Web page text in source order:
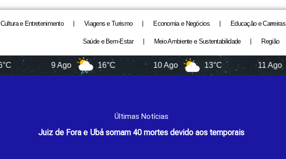
Cultura e Entretenimento Viagens e Turismo Economia e Negócios Educação e Carreiras
Saúde e Bem-Estar Meio Ambiente e Sustentabilidade Região
9 Ago 16°C 10 Ago 13°C 11 Ago
Últimas Notícias
Juiz de Fora e Ubá somam 40 mortes devido aos temporais